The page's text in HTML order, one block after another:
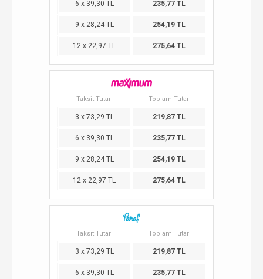
6 x 39,30 TL 235,77 TL
9 x 28,24 TL 254,19 TL
12 x 22,97 TL 275,64 TL
Taksit Tutarı Toplam Tutar
3 x 73,29 TL 219,87 TL
6 x 39,30 TL 235,77 TL
9 x 28,24 TL 254,19 TL
12 x 22,97 TL 275,64 TL
Taksit Tutarı Toplam Tutar
3 x 73,29 TL 219,87 TL
6 x 39,30 TL 235,77 TL